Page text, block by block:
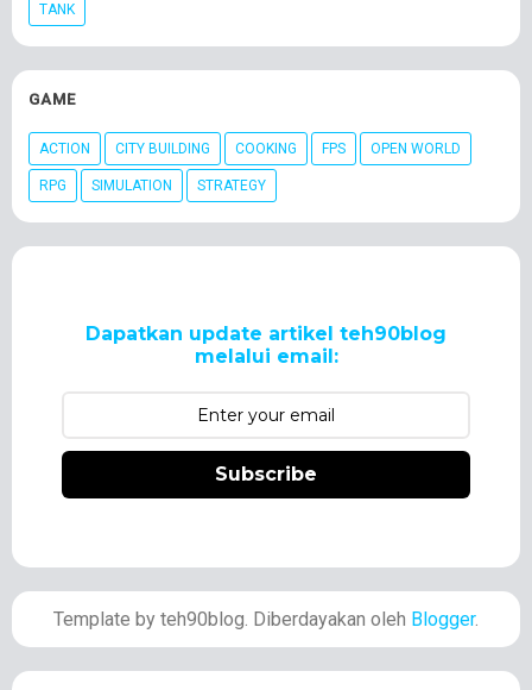
TANK
GAME
ACTION CITY BUILDING COOKING FPS OPEN WORLD
RPG SIMULATION STRATEGY
Dapatkan update artikel teh90blog
melalui email:
Subscribe
Template by teh90blog. Diberdayakan oleh Blogger.